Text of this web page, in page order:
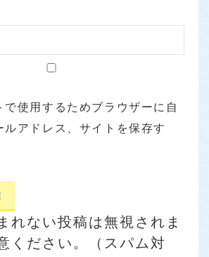
で使用するためブラウザーに自
ルアドレス、サイトを保存す
れない投稿は無視されま
ください。（スパム対